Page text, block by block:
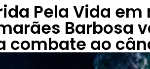
Pela Vida
Barbosa
combate ao